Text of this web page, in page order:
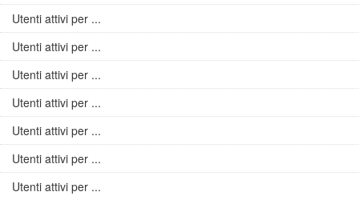
Utenti attivi per ...
Utenti attivi per ...
Utenti attivi per ...
Utenti attivi per ...
Utenti attivi per ...
Utenti attivi per ...
Utenti attivi per ...